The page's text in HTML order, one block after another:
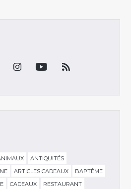
ANTIQUITÉS
ARTICLES CADEAUX
BAPTÊME
CADEAUX
RESTAURANT